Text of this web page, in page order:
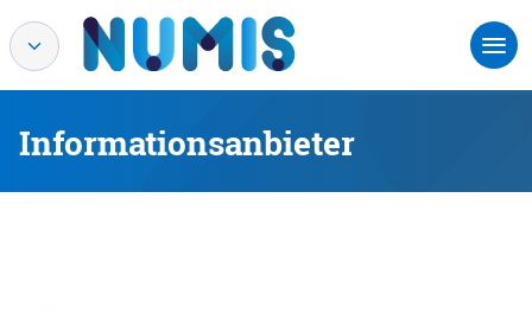
Informationsanbieter